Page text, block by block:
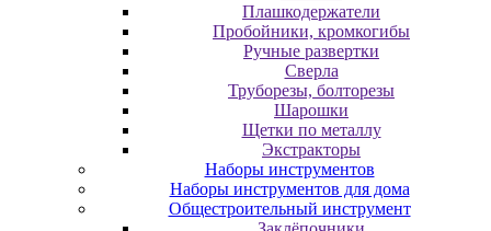
Плашкодержатели
Пробойники, кромкогибы
Ручные развертки
Сверла
Труборезы, болторезы
Шарошки
Щетки по металлу
Экcтpaктopы
Наборы инструментов
Наборы инструментов для дома
Общестроительный инструмент